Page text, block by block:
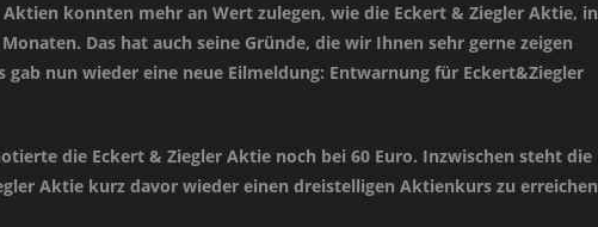
konnten mehr an Wert zulegen, wie die Eckert & Ziegler Aktie, in
Das hat auch seine Gründe, die wir Ihnen sehr gerne zeigen
gab nun wieder eine neue Eilmeldung: Entwarnung für Eckert&Ziegler
die Eckert & Ziegler Aktie noch bei 60 Euro. Inzwischen steht die
Aktie kurz davor wieder einen dreistelligen Aktienkurs zu